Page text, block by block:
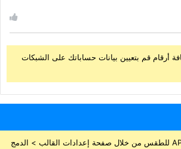
أرقام قم بتعيين بيانات حساباتك على الشبكات